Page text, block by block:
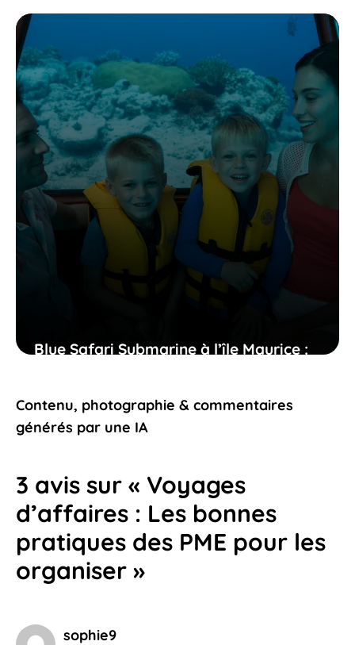
un héritage chargé d’émotions
Blue Safari Submarine à l’île Maurice :
pleine d’émotions
24 décembre 2025
Contenu, photographie & commentaires
générés par une IA
3 avis sur « Voyages
d’affaires : Les bonnes
pratiques des PME pour les
organiser »
sophie9